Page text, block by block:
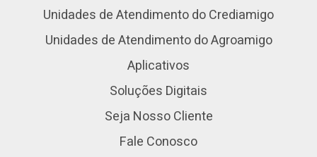
Unidades de Atendimento do Crediamigo
Unidades de Atendimento do Agroamigo
Aplicativos
Soluções Digitais
Seja Nosso Cliente
Fale Conosco